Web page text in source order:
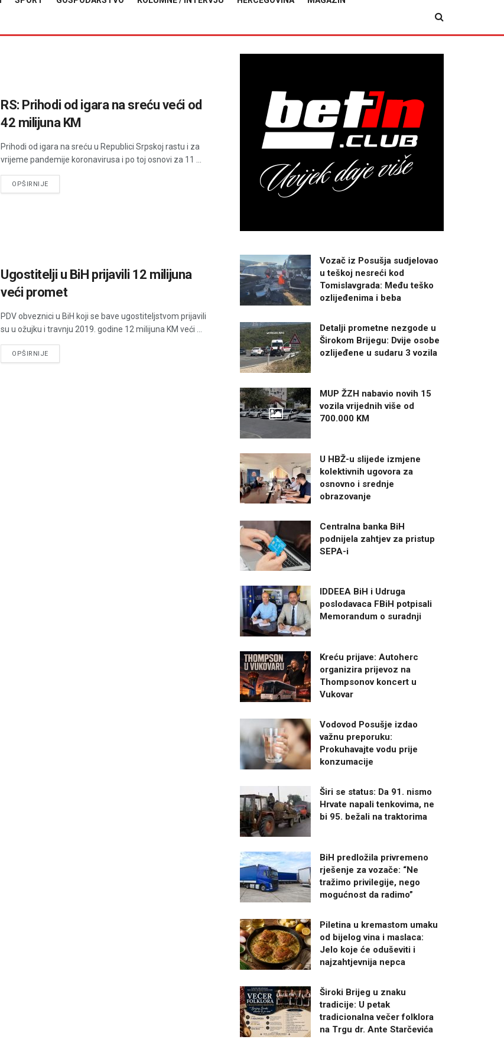
RS: Prihodi od igara na sreću veći od
42 milijuna KM
Prihodi od igara na sreću u Republici Srpskoj rastu i za
vrijeme pandemije koronavirusa i po toj osnovi za 11 ...
OPŠIRNIJEDETAILS
Ugostitelji u BiH prijavili 12 milijuna
veći promet
PDV obveznici u BiH koji se bave ugostiteljstvom prijavili
su u ožujku i travnju 2019. godine 12 milijuna KM veći ...
OPŠIRNIJEDETAILS
Vozač iz Posušja sudjelovao
u teškoj nesreći kod
Tomislavgrada: Među teško
ozlijeđenima i beba
Detalji prometne nezgode u
Širokom Brijegu: Dvije osobe
ozlijeđene u sudaru 3 vozila
MUP ŽZH nabavio novih 15
vozila vrijednih više od
700.000 KM
U HBŽ-u slijede izmjene
kolektivnih ugovora za
osnovno i srednje
obrazovanje
Centralna banka BiH
podnijela zahtjev za pristup
SEPA-i
IDDEEA BiH i Udruga
poslodavaca FBiH potpisali
Memorandum o suradnji
Kreću prijave: Autoherc
organizira prijevoz na
Thompsonov koncert u
Vukovar
Vodovod Posušje izdao
važnu preporuku:
Prokuhavajte vodu prije
konzumacije
Širi se status: Da 91. nismo
Hrvate napali tenkovima, ne
bi 95. bežali na traktorima
BiH predložila privremeno
rješenje za vozače: “Ne
tražimo privilegije, nego
mogućnost da radimo”
Piletina u kremastom umaku
od bijelog vina i maslaca:
Jelo koje će oduševiti i
najzahtjevnija nepca
Široki Brijeg u znaku
tradicije: U petak
tradicionalna večer folklora
na Trgu dr. Ante Starčevića